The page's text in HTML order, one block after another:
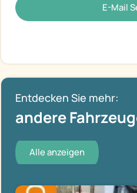
E-Mail
Entdecken Sie mehr:
andere
Alle anzeigen